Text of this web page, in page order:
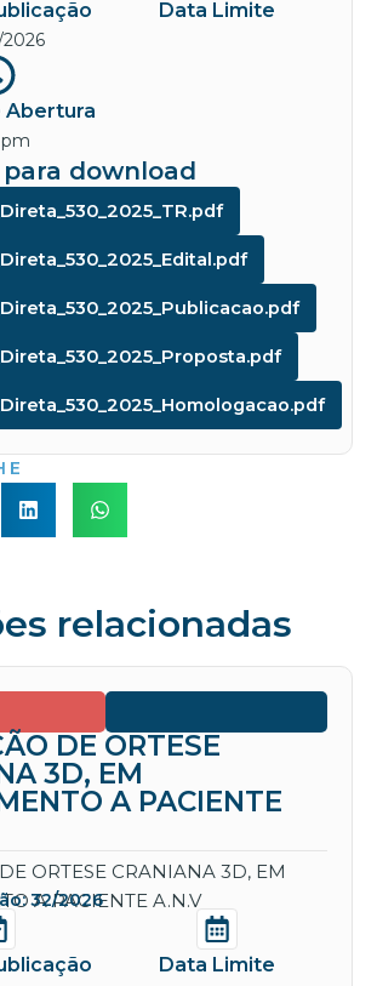
Data Limite
Abertura
download
relacionadas
DE ORTESE
3D, EM
A PACIENTE
ORTESE CRANIANA 3D, EM
A PACIENTE A.N.V
32/2026
Data Limite